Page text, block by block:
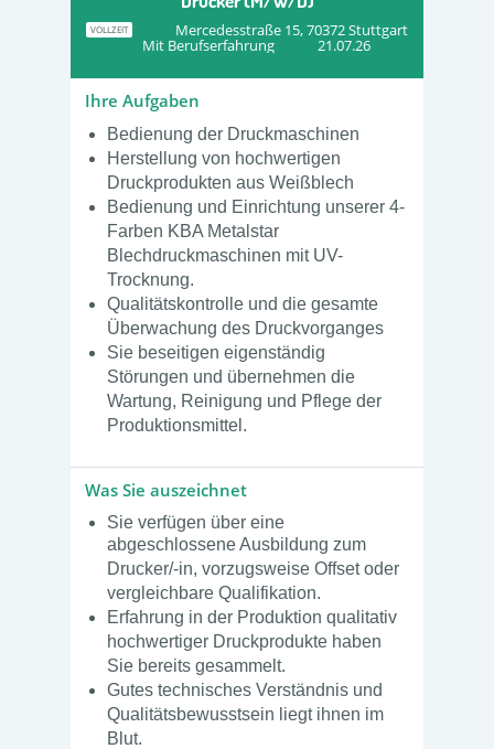
VOLLZEIT Mercedesstraße 15, 70372 Stuttgart
Mit Berufserfahrung 21.07.26
Ihre Aufgaben
Bedienung der Druckmaschinen
Herstellung von hochwertigen
Druckprodukten aus Weißblech
Bedienung und Einrichtung unserer 4-
Farben KBA Metalstar
Blechdruckmaschinen mit UV-
Trocknung.
Qualitätskontrolle und die gesamte
Überwachung des Druckvorganges
Sie beseitigen eigenständig
Störungen und übernehmen die
Wartung, Reinigung und Pflege der
Produktionsmittel.
Was Sie auszeichnet
Sie verfügen über eine
abgeschlossene Ausbildung zum
Drucker/-in, vorzugsweise Offset oder
vergleichbare Qualifikation.
Erfahrung in der Produktion qualitativ
hochwertiger Druckprodukte haben
Sie bereits gesammelt.
Gutes technisches Verständnis und
Qualitätsbewusstsein liegt ihnen im
Blut.